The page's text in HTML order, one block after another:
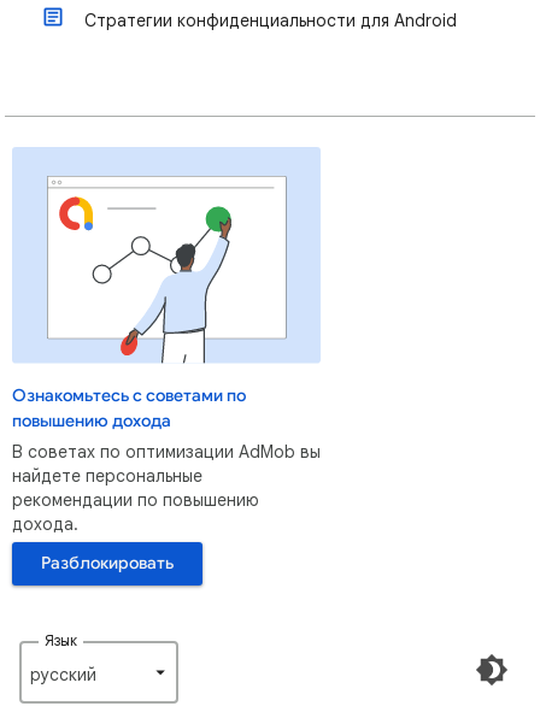
Стратегии конфиденциальности для Android
Ознакомьтесь с советами по
повышению дохода
В советах по оптимизации AdMob вы
найдете персональные
рекомендации по повышению
дохода.
Разблокировать
Язык
русский‎